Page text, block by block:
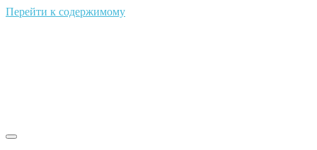
Перейти к содержимому